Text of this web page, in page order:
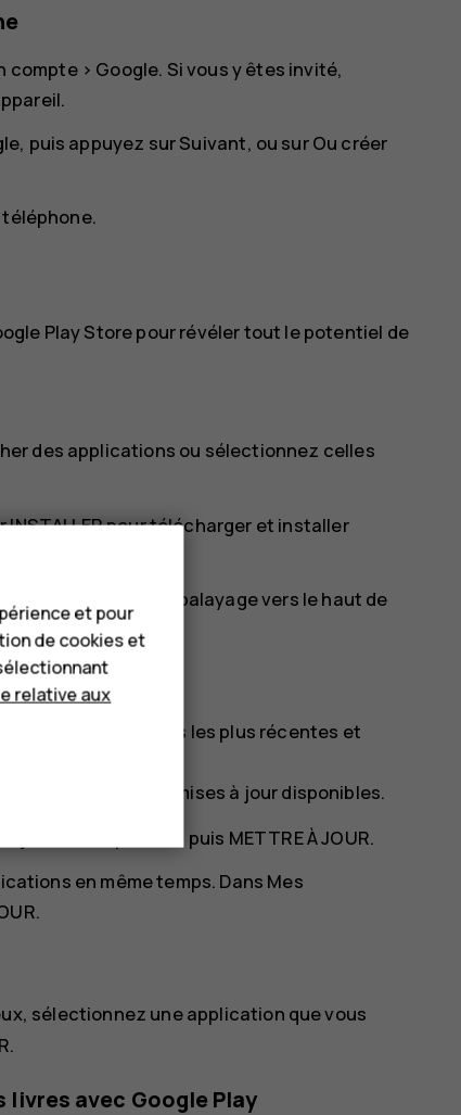
compte> Google. Si vous y êtes invité,
puis appuyez surSuivant, ou surOu créer
Play Store pour révéler tout le potentiel de
des applications ou sélectionnez celles
INSTALLERpour télécharger et installer
et effectuez un balayage vers le haut de
des fonctionnalités les plus récentes et
jeux
pour voir les mises à jour disponibles.
à jour est disponible, puis METTRE À JOUR.
en même temps. Dans Mes
.
, sélectionnez une application que vous
.
livres avec Google Play
et pour
de cookies et
relative aux